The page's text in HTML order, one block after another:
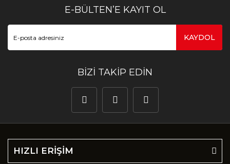
E-BÜLTEN’E KAYIT OL
KAYDOL
BİZİ TAKİP EDİN
HIZLI ERİŞİM